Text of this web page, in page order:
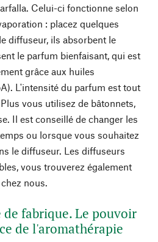
Celui-ci fonctionne selon
: placez quelques
diffuseur, ils absorbent le
le parfum bienfaisant, qui est
grâce aux huiles
L'intensité du parfum est tout
vous utilisez de bâtonnets,
Il est conseillé de changer les
ou lorsque vous souhaitez
le diffuseur. Les diffuseurs
vous trouverez également
nous.
fabrique. Le pouvoir
de l'aromathérapie